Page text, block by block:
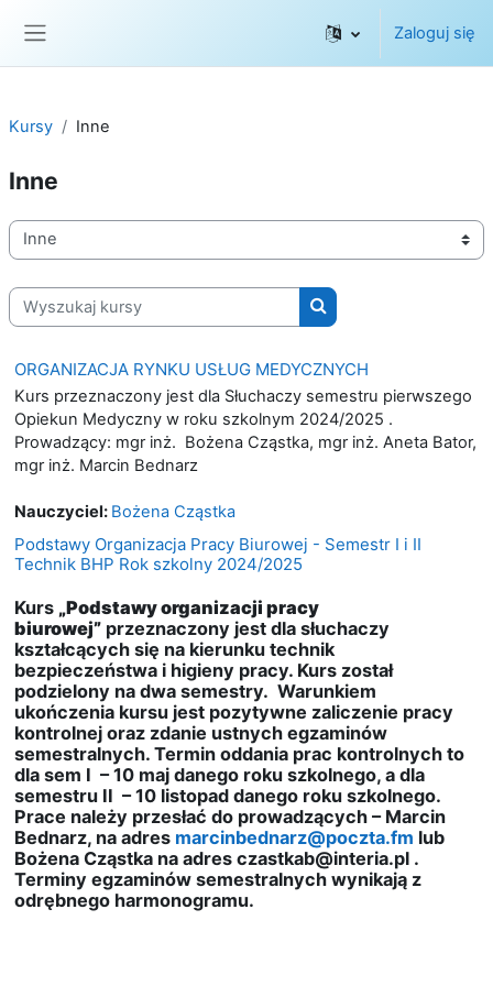
Zaloguj się
Kursy Inne
Inne
Kategorie kursów
Wyszukaj kursy
Wyszukaj kursy
ORGANIZACJA RYNKU USŁUG MEDYCZNYCH
Kurs przeznaczony jest dla Słuchaczy semestru pierwszego
Opiekun Medyczny w roku szkolnym 2024/2025 .
Prowadzący: mgr inż. Bożena Cząstka, mgr inż. Aneta Bator,
mgr inż. Marcin Bednarz
Nauczyciel: Bożena Cząstka
Podstawy Organizacja Pracy Biurowej - Semestr I i II
Technik BHP Rok szkolny 2024/2025
Kurs „Podstawy organizacji pracy
biurowej” przeznaczony jest dla słuchaczy
kształcących się na kierunku technik
bezpieczeństwa i higieny pracy. Kurs został
podzielony na dwa semestry. Warunkiem
ukończenia kursu jest pozytywne zaliczenie pracy
kontrolnej oraz zdanie ustnych egzaminów
semestralnych. Termin oddania prac kontrolnych to
dla sem I – 10 maj danego roku szkolnego, a dla
semestru II – 10 listopad danego roku szkolnego.
Prace należy przesłać do prowadzących – Marcin
Bednarz, na adres marcinbednarz@poczta.fm lub
Bożena Cząstka na adres czastkab@interia.pl .
Terminy egzaminów semestralnych wynikają z
odrębnego harmonogramu.